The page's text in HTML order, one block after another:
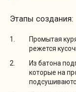
Этапы создания:
Промытая
режется
Из батона
которые на